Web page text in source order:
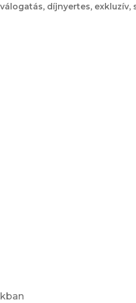
, díjnyertes, exkluzív,